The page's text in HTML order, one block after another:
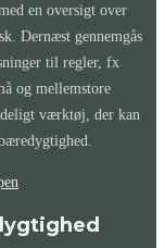
en oversigt over
Dernæst gennemgås
til regler, fx
og mellemstore
værktøj, der kan